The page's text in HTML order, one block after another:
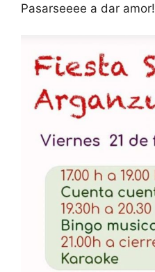
Pasarseeee a dar amor!